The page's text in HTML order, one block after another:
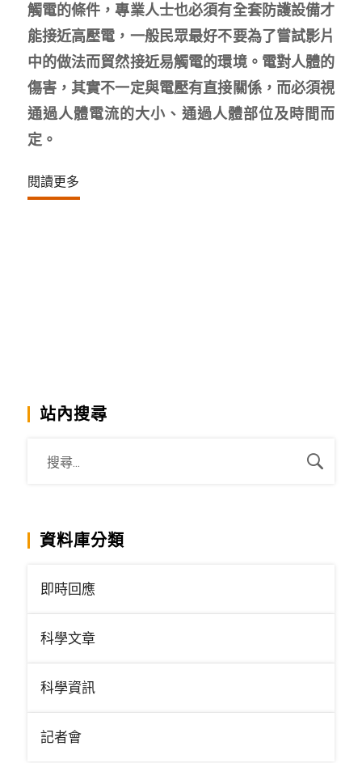
觸電的條件，專業人士也必須有全套防護設備才
能接近高壓電，一般民眾最好不要為了嘗試影片
中的做法而貿然接近易觸電的環境。電對人體的
傷害，其實不一定與電壓有直接關係，而必須視
通過人體電流的大小、通過人體部位及時間而
定。
閱讀更多
站內搜尋
資料庫分類
即時回應
科學文章
科學資訊
記者會